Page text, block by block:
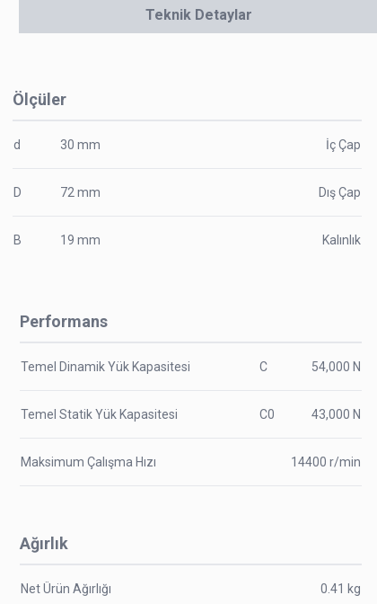
Teknik Detaylar
Ölçüler
d 30 mm İç Çap
D 72 mm Dış Çap
B 19 mm Kalınlık
Performans
Temel Dinamik Yük Kapasitesi C 54,000 N
Temel Statik Yük Kapasitesi C0 43,000 N
Maksimum Çalışma Hızı 14400 r/min
Ağırlık
Net Ürün Ağırlığı 0.41 kg